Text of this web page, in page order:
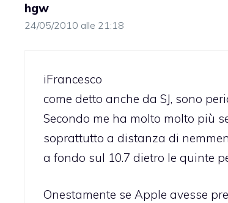
hgw
24/05/2010 alle 21:18
iFrancesco
come detto anche da SJ, sono
Secondo me ha molto molto più
soprattutto a distanza di
a fondo sul 10.7 dietro le quinte
Onestamente se Apple avesse